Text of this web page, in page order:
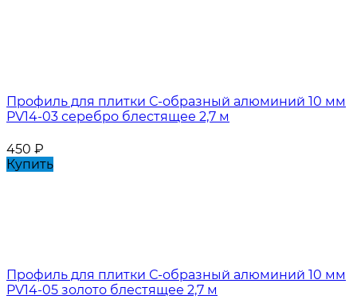
Профиль для плитки С-образный алюминий 10 мм
PV14-03 серебро блестящее 2,7 м
450 ₽
Купить
Профиль для плитки С-образный алюминий 10 мм
PV14-05 золото блестящее 2,7 м